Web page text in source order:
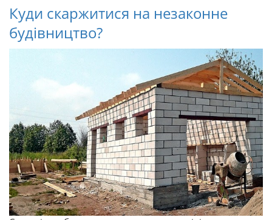
Куди скаржитися на незаконне
будівництво?